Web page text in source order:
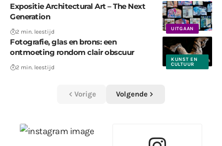
UITGAAN
Expositie Architectural Art – The Next
Generation
2 min. leestijd
KUNST EN
CULTUUR
Fotografie, glas en brons: een
ontmoeting rondom clair obscuur
2 min. leestijd
Vorige Volgende